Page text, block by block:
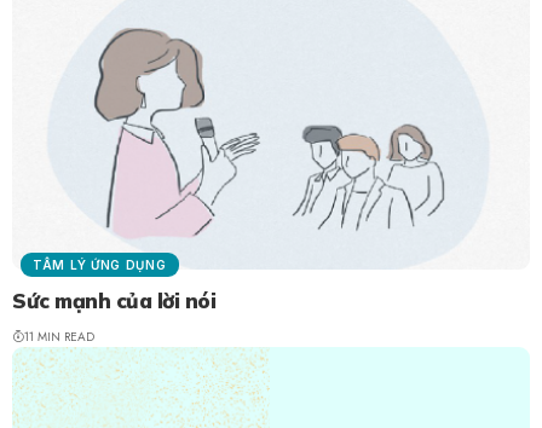
TÂM LÝ ỨNG DỤNG
Sức mạnh của lời nói
11 MIN READ